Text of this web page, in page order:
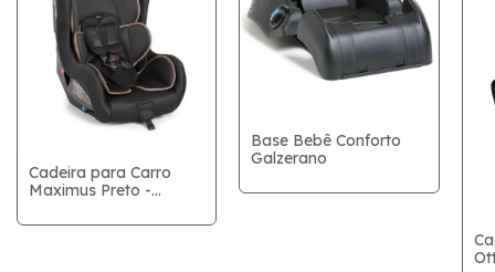
Cadeira para Carro
Maximus Preto -
Base Bebê Conforto
Galzerano